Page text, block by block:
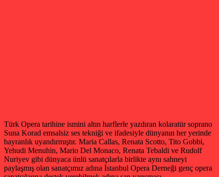
Türk Opera tarihine ismini altın harflerle yazdıran kolaratür soprano
Suna Korad emsalsiz ses tekniği ve ifadesiyle dünyanın her yerinde
hayranlık uyandırmıştır. Maria Callas, Renata Scotto, Tito Gobbi,
Yehudi Menuhin, Mario Del Monaco, Renata Tebaldi ve Rudolf
Nuriyev gibi dünyaca ünlü sanatçılarla birlikte aynı sahneyi
paylaşmış olan sanatçımız adına İstanbul Opera Derneği genç opera